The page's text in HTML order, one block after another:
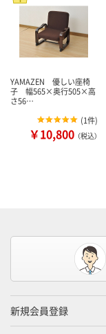
YAMAZEN 優しい座椅
子 幅565×奥行505×高
さ56…
(1件)
￥10,800 （税込）
新規会員登録